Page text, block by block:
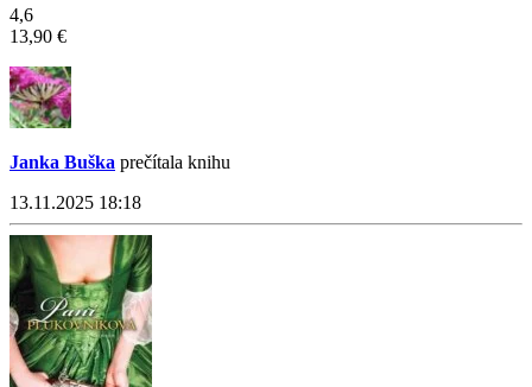
4,6
13,90 €
Janka Buška prečítala knihu
13.11.2025 18:18